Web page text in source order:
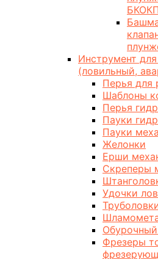
Инструмент
(ловильный,
Перья для
Шаблоны
Перья
Пауки
Пауки
Желонки
Ерши
Скреперы
Удочки
Фрезеры